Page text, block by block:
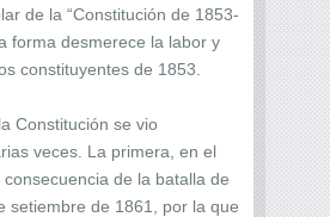
de la “Constitución de 1853-
forma desmerece la labor y
constituyentes de 1853.
Constitución se vio
veces. La primera, en el
de la batalla de
setiembre de 1861, por la que